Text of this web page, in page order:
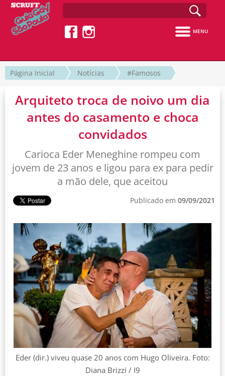
MENU
Página Inicial Notícias #Famosos
Arquiteto troca de noivo um dia
antes do casamento e choca
convidados
Carioca Eder Meneghine rompeu com
jovem de 23 anos e ligou para ex para pedir
a mão dele, que aceitou
Publicado em 09/09/2021
Eder (dir.) viveu quase 20 anos com Hugo Oliveira. Foto:
Diana Brizzi / I9